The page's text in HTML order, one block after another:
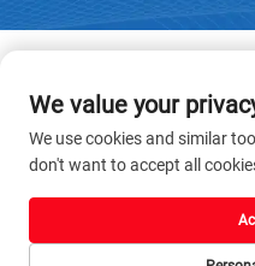
Telif hakkı © 2026 Yangzhou
saklıdır. -Gizlilik politikası
We value your
We use cookies and similar
don't want to accept all